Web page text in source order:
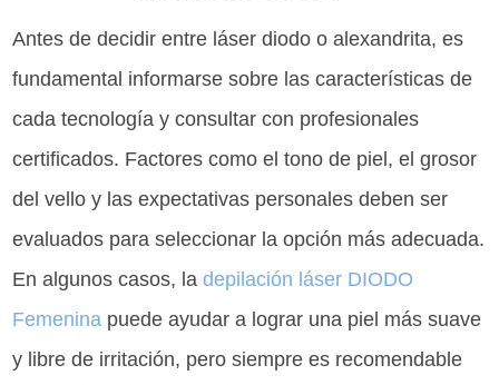
Antes de decidir entre láser diodo o alexandrita, es
fundamental informarse sobre las características de
cada tecnología y consultar con profesionales
certificados. Factores como el tono de piel, el grosor
del vello y las expectativas personales deben ser
evaluados para seleccionar la opción más adecuada.
En algunos casos, ladepilación láser DIODO
Femenina puede ayudar a lograr una piel más suave
y libre de irritación, pero siempre es recomendable